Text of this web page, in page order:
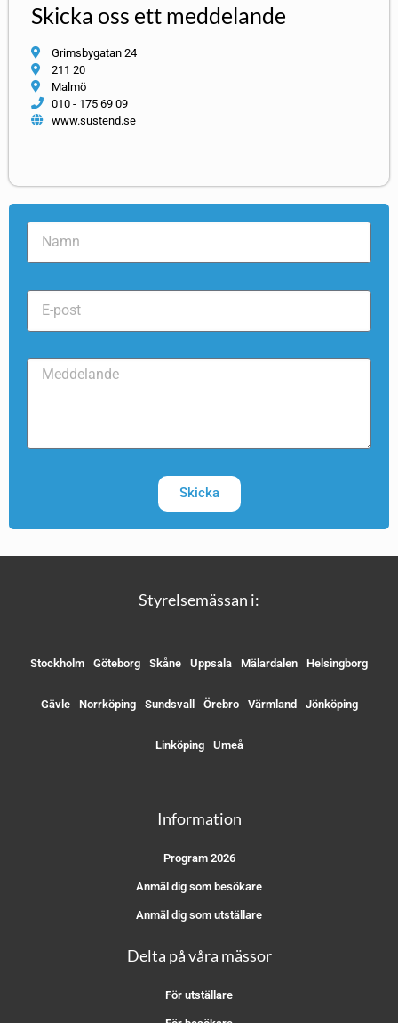
Skicka oss ett meddelande
Grimsbygatan 24
211 20
Malmö
010 - 175 69 09
www.sustend.se
Skicka
Styrelsemässan i:
Stockholm Göteborg Skåne Uppsala Mälardalen Helsingborg
Gävle Norrköping Sundsvall Örebro Värmland Jönköping
Linköping Umeå
Information
Program 2026
Anmäl dig som besökare
Anmäl dig som utställare
Delta på våra mässor
För utställare